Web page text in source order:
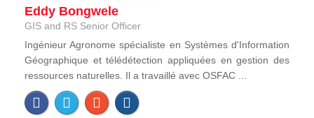
Eddy Bongwele
GIS and RS Senior Officer
Ingénieur Agronome spécialiste en Systèmes d'Information
Géographique et télédétection appliquées en gestion des
ressources naturelles. Il a travaillé avec OSFAC ...